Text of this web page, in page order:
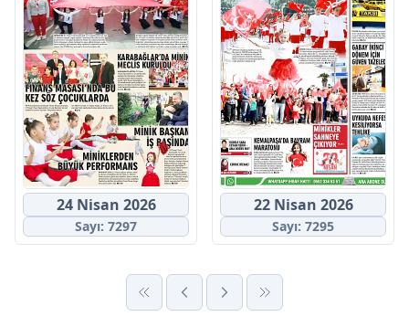
24 Nisan 2026
Sayı: 7297
22 Nisan 2026
Sayı: 7295